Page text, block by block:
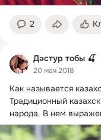
2
Дəстур тобы 🍒
20 мая 2018
Как называется
Традиционный
народа. В нем